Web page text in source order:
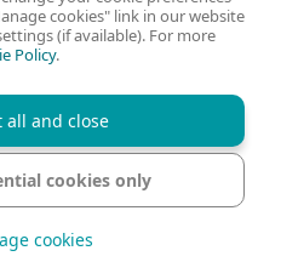
Harta site-ului
drepturile rezervate. Mărcile comerciale
comerciale înregistrate ale ESET, spol. s
nume și mărci sunt mărci comerciale
cookies" link in our website
(if available). For more
Policy.
all and close
cookies only
cookies